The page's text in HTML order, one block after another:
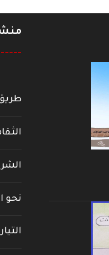
نحو